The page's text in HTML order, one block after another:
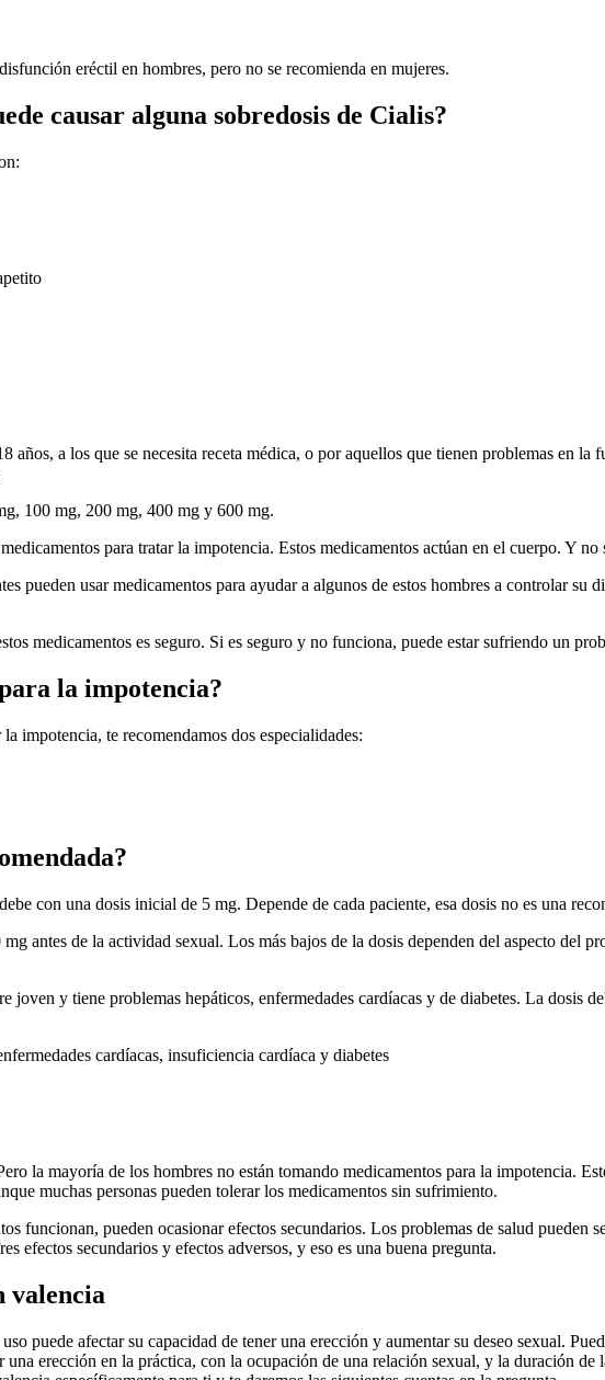
eréctil en hombres, pero no se recomienda en mujeres.
causar alguna sobredosis de Cialis?
años, a los que se necesita receta médica, o por aquellos que tienen problemas en
100 mg, 200 mg, 400 mg y 600 mg.
para tratar la impotencia. Estos medicamentos actúan en el cuerpo. Y
pueden usar medicamentos para ayudar a algunos de estos hombres a controlar su
medicamentos es seguro. Si es seguro y no funciona, puede estar sufriendo un
la impotencia?
impotencia, te recomendamos dos especialidades:
con una dosis inicial de 5 mg. Depende de cada paciente, esa dosis no es una
antes de la actividad sexual. Los más bajos de la dosis dependen del aspecto del
joven y tiene problemas hepáticos, enfermedades cardíacas y de diabetes. La dosis
cardíacas, insuficiencia cardíaca y diabetes
la mayoría de los hombres no están tomando medicamentos para la impotencia.
muchas personas pueden tolerar los medicamentos sin sufrimiento.
funcionan, pueden ocasionar efectos secundarios. Los problemas de salud pueden
efectos secundarios y efectos adversos, y eso es una buena pregunta.
valencia
puede afectar su capacidad de tener una erección y aumentar su deseo sexual.
una erección en la práctica, con la ocupación de una relación sexual, y la duración